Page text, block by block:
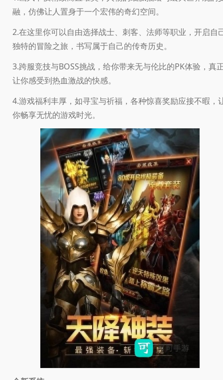
融，仿佛让人置身于一个宏伟的奇幻空间。
2.在这里你可以自由选择战士、刺客、法师等职业，开启自
独特的冒险之旅，书写属于自己的传奇历史。
3.跨服竞技与BOSS挑战，给你带来无与伦比的PK体验，真
让你感受到热血激战的快感。
4.游戏福利丰厚，如寻宝与祈福，各种惊喜奖励应接不暇，
你畅享无忧的游戏时光。